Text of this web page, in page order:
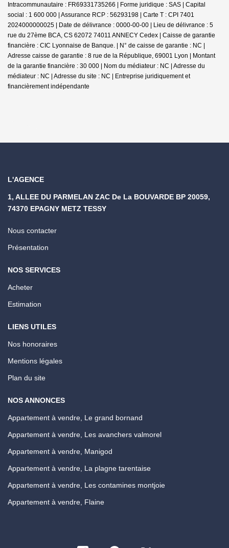
Intracommunautaire : FR69331735266 | Forme juridique : SAS | Capital
social : 1 600 000 | Assurance RCP : 56293198 | Carte T : CPI 7401
2024000000025 | Date de délivrance : 0000-00-00 | Lieu de délivrance : 5
rue du 27ème BCA, CS 62072 74011 ANNECY Cedex | Caisse de garantie
financière : CIC Lyonnaise de Banque. | N° de caisse de garantie : NC |
Adresse caisse de garantie : 8 rue de la République, 69001 Lyon | Montant
de la garantie financière : 30 000 | Nom du médiateur : NC | Adresse du
médiateur : NC | Adresse du site : NC | Entreprise juridiquement et
financièrement indépendante
L'AGENCE
1, ALLEE DU PARMELAN ZAC De La BOUVARDE BP 20059,
74370 EPAGNY METZ TESSY
Nous contacter
Présentation
NOS SERVICES
Acheter
Estimation
LIENS UTILES
Nos honoraires
Mentions légales
Plan du site
NOS ANNONCES
Appartement à vendre, Le grand bornand
Appartement à vendre, Les avanchers valmorel
Appartement à vendre, Manigod
Appartement à vendre, La plagne tarentaise
Appartement à vendre, Les contamines montjoie
Appartement à vendre, Flaine